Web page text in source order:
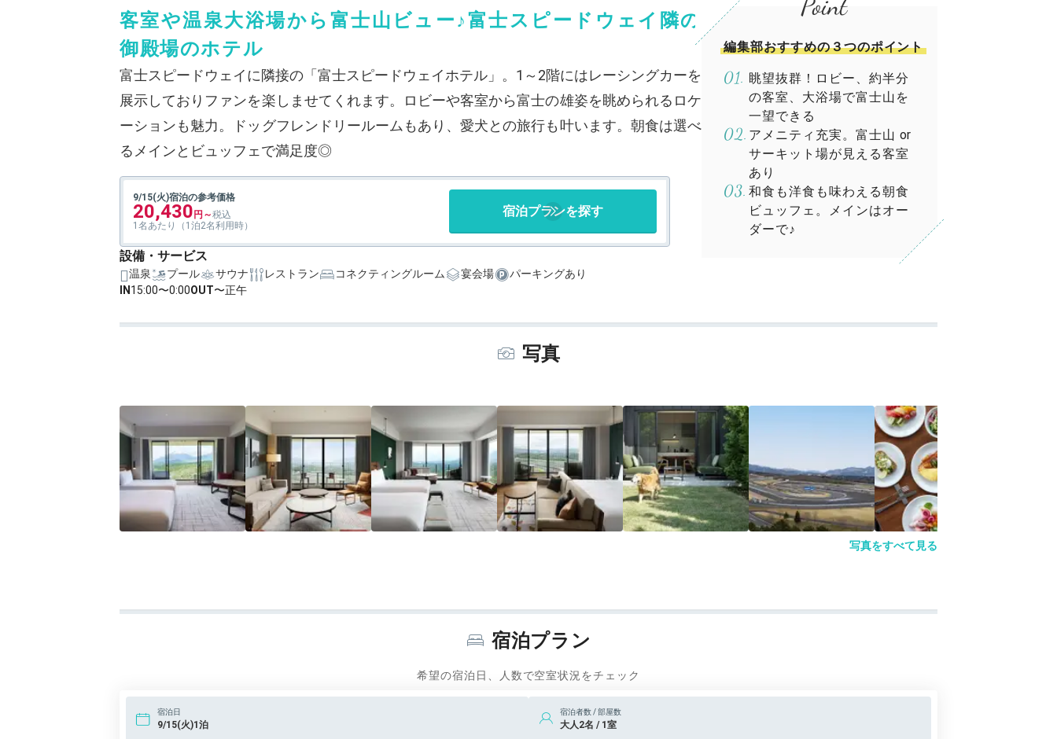
客室や温泉大浴場から富士山ビュー♪富士スピードウェイ隣の
御殿場のホテル
富士スピードウェイに隣接の「富士スピードウェイホテル」。1～2階にはレーシングカーを
展示しておりファンを楽しませてくれます。ロビーや客室から富士の雄姿を眺められるロケ
ーションも魅力。ドッグフレンドリールームもあり、愛犬との旅行も叶います。朝食は選べ
るメインとビュッフェで満足度◎
9/15(火)宿泊の参考価格
20,430
1名あたり（1泊2名利用時）
宿泊プランを探す
設備・サービス
温泉 プール サウナ レストラン コネクティングルーム 宴会場
パーキングあり
IN 15:00〜0:00OUT〜正午
編集部おすすめの３つのポイント
眺望抜群！ロビー、約半分
の客室、大浴場で富士山を
一望できる
アメニティ充実。富士山 or
サーキット場が見える客室
あり
和食も洋食も味わえる朝食
ビュッフェ。メインはオー
ダーで♪
写真
写真をすべて見る
宿泊プラン
希望の宿泊日、人数で空室状況をチェック
宿泊日
9/15(火)1泊
宿泊者数 / 部屋数
大人2名 / 1室